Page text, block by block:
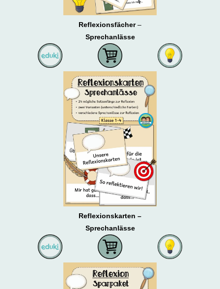
Reflexionsfächer–
Sprechanlässe
Reflexionskarten –
Sprechanlässe